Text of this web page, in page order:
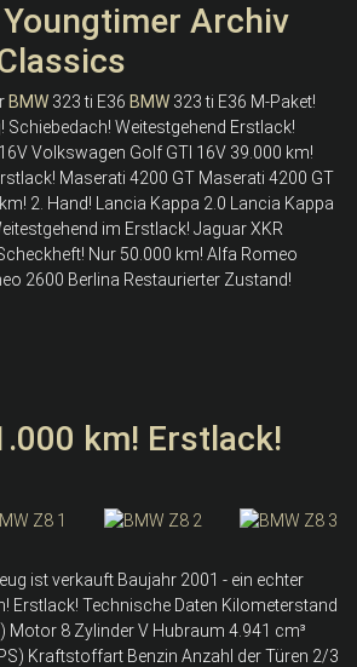
Archiv
BMW 323 ti E36 BMW 323 ti E36 M-Paket!
Schiebedach! Weitestgehend Erstlack!
Volkswagen Golf GTI 16V 39.000 km!
Maserati 4200 GT Maserati 4200 GT
2. Hand! Lancia Kappa 2.0 Lancia Kappa
im Erstlack! Jaguar XKR
Nur 50.000 km! Alfa Romeo
2600 Berlina Restaurierter Zustand!
km! Erstlack!
ist verkauft Baujahr 2001 - ein echter
Erstlack! Technische Daten Kilometerstand
Motor 8 Zylinder V Hubraum 4.941 cm³
Kraftstoffart Benzin Anzahl der Türen 2/3